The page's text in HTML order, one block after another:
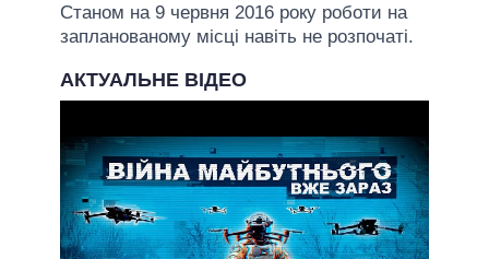
Станом на 9 червня 2016 року роботи на
запланованому місці навіть не розпочаті.
АКТУАЛЬНЕ ВІДЕО